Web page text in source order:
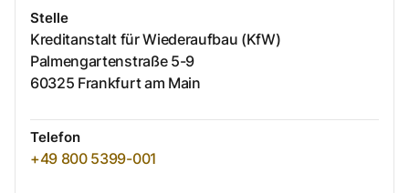
Stelle
Kreditanstalt für Wiederaufbau (KfW)
Palmengartenstraße 5-9
60325 Frankfurt am Main
Telefon
+49 800 5399-001